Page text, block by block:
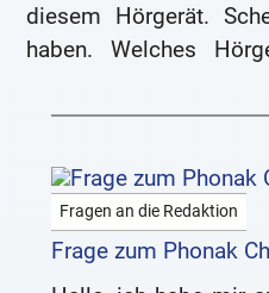
diesem Hörgerät.
haben. Welches
Fragen an die Redaktion
Frage zum Phonak